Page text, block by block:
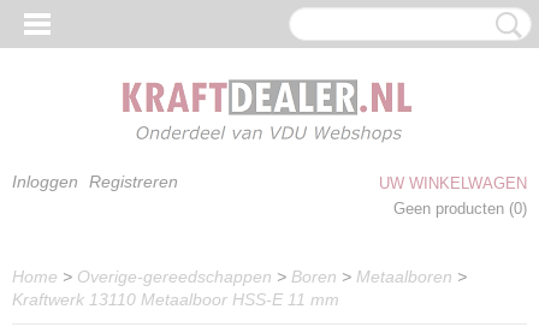
Inloggen Registreren
UW WINKELWAGEN
Geen producten (0)
Home > Overige-gereedschappen > Boren > Metaalboren >
Kraftwerk 13110 Metaalboor HSS-E 11 mm